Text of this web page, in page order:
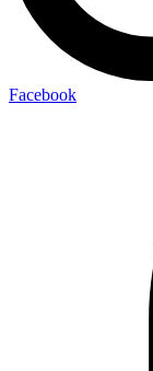
Facebook